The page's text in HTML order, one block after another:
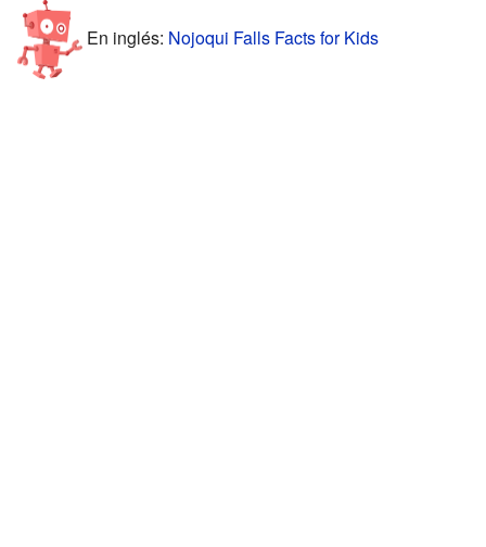
En inglés: Nojoqui Falls Facts for Kids